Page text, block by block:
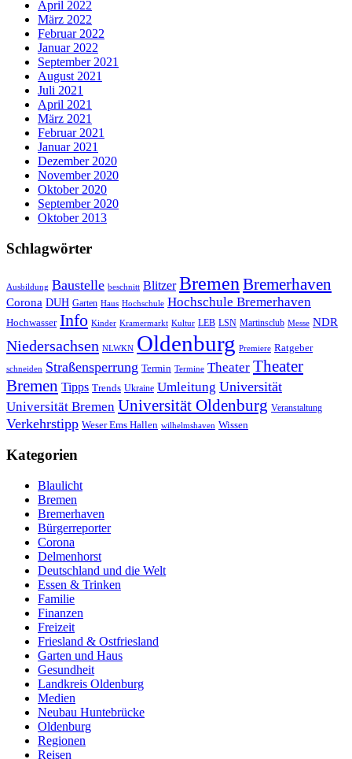
April 2022
März 2022
Februar 2022
Januar 2022
September 2021
August 2021
Juli 2021
April 2021
März 2021
Februar 2021
Januar 2021
Dezember 2020
November 2020
Oktober 2020
September 2020
Oktober 2013
Schlagwörter
Ausbildung Baustelle beschnitt Blitzer Bremen Bremerhaven
Corona DUH Garten Haus Hochschule Hochschule Bremerhaven
Hochwasser Info Kinder Kramermarkt Kultur LEB LSN Martinsclub Messe NDR
Niedersachsen NLWKN Oldenburg Premiere Ratgeber
schneiden Straßensperrung Termin Termine Theater Theater
Bremen Tipps Trends Ukraine Umleitung Universität
Universität Bremen Universität Oldenburg Veranstaltung
Verkehrstipp Weser Ems Hallen wilhelmshaven Wissen
Kategorien
Blaulicht
Bremen
Bremerhaven
Bürgerreporter
Corona
Delmenhorst
Deutschland und die Welt
Essen & Trinken
Familie
Finanzen
Freizeit
Friesland & Ostfriesland
Garten und Haus
Gesundheit
Landkreis Oldenburg
Medien
Neubau Huntebrücke
Oldenburg
Regionen
Reisen